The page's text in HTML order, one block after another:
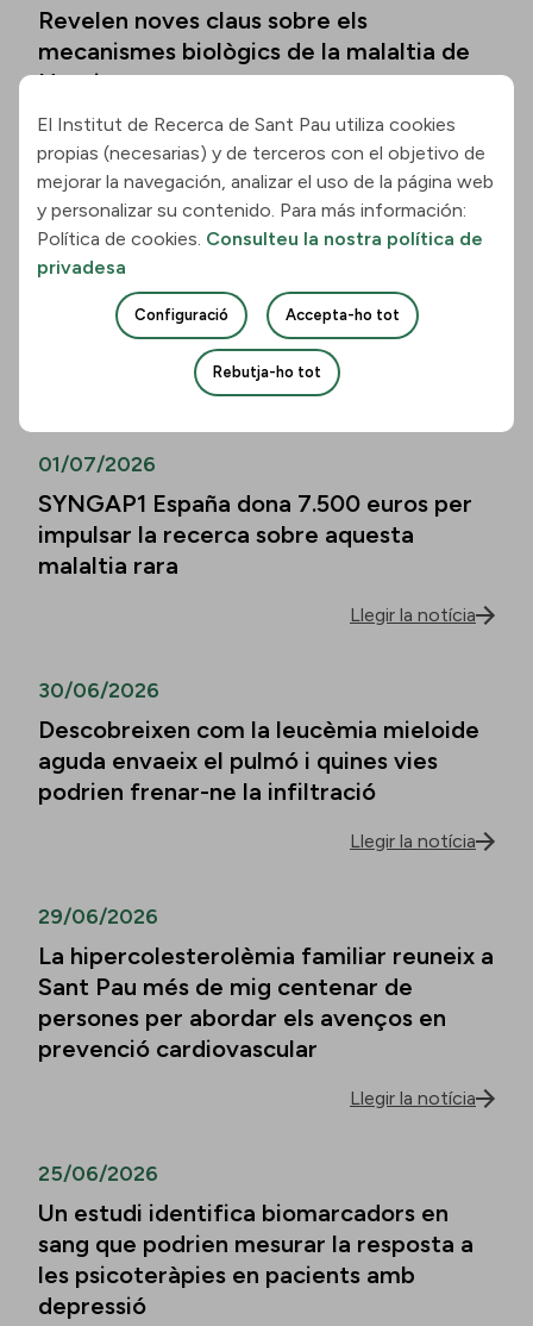
Revelen noves claus sobre els
mecanismes biològics de la malaltia de
Huntington
Llegir la notícia
01/07/2026
Els biomarcadors de la malaltia
d’Alzheimer permeten predir el
deteriorament cognitiu també en
persones de més de vuitanta anys
01/07/2026
SYNGAP1 España dona 7.500 euros per
impulsar la recerca sobre aquesta
malaltia rara
Llegir la notícia
30/06/2026
Descobreixen com la leucèmia mieloide
aguda envaeix el pulmó i quines vies
podrien frenar-ne la infiltració
Llegir la notícia
29/06/2026
La hipercolesterolèmia familiar reuneix a
Sant Pau més de mig centenar de
persones per abordar els avenços en
prevenció cardiovascular
Llegir la notícia
25/06/2026
Un estudi identifica biomarcadors en
sang que podrien mesurar la resposta a
les psicoteràpies en pacients amb
depressió
El Institut de Recerca de Sant Pau utiliza cookies
propias (necesarias) y de terceros con el objetivo de
mejorar la navegación, analizar el uso de la página web
y personalizar su contenido. Para más información:
Política de cookies. Consulteu la nostra política de
privadesa
Configuració Accepta-ho tot
Rebutja-ho tot